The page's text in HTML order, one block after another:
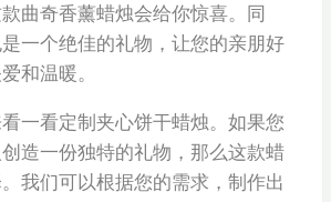
曲奇香薰蜡烛会给你惊喜。同
一个绝佳的礼物，让您的亲朋好
和温暖。
一看定制夹心饼干蜡烛。如果您
造一份独特的礼物，那么这款蜡
我们可以根据您的需求，制作出